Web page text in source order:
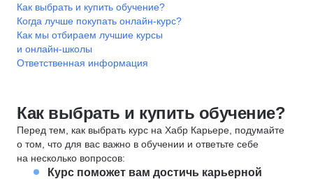
Как выбрать и купить обучение?
Когда лучше покупать онлайн-курс?
Как мы отбираем лучшие курсы
и онлайн-школы
Ответственная информация
Как выбрать и купить обучение?
Перед тем, как выбрать курс на Хабр Карьере, подумайте
о том, что для вас важно в обучении и ответьте себе
на несколько вопросов:
Курс поможет вам достичь карьерной